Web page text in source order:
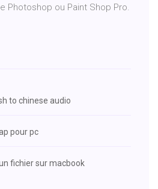
Photoshop ou Paint Shop Pro.
to chinese audio
pour pc
fichier sur macbook